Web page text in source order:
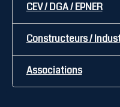
CEV / DGA / EPNER
Constructeurs /
Associations